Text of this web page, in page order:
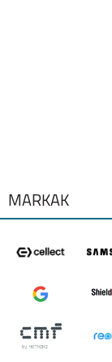
IPHONE 12
MÁRKÁK